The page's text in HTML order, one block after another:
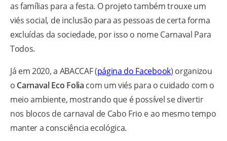
as famílias para a festa. O projeto também trouxe um
viés social, de inclusão para as pessoas de certa forma
excluídas da sociedade, por isso o nome Carnaval Para
Todos.
Já em 2020, a ABACCAF (página do Facebook) organizou
o Carnaval Eco Folia com um viés para o cuidado com o
meio ambiente, mostrando que é possível se divertir
nos blocos de carnaval de Cabo Frio e ao mesmo tempo
manter a consciência ecológica.